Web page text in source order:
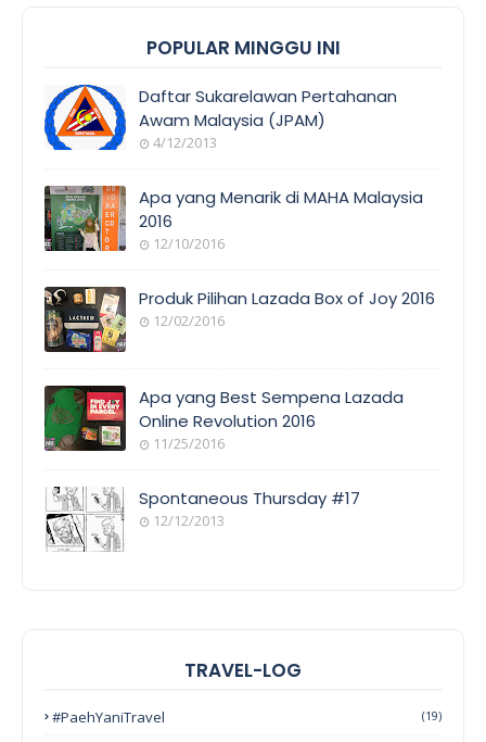
POPULAR MINGGU INI
Daftar Sukarelawan Pertahanan
Awam Malaysia (JPAM)
4/12/2013
Apa yang Menarik di MAHA Malaysia
2016
12/10/2016
Produk Pilihan Lazada Box of Joy 2016
12/02/2016
Apa yang Best Sempena Lazada
Online Revolution 2016
11/25/2016
Spontaneous Thursday #17
12/12/2013
TRAVEL-LOG
#PaehYaniTravel (19)